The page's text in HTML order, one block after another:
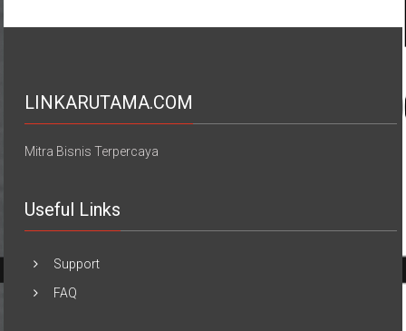
LINKARUTAMA.COM
Mitra Bisnis Terpercaya
Useful Links
Support
FAQ